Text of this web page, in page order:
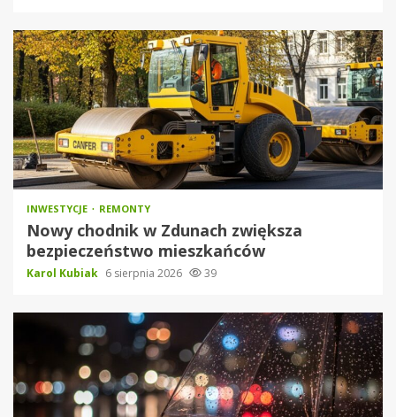
INWESTYCJE REMONTY
Nowy chodnik w Zdunach zwiększa
bezpieczeństwo mieszkańców
Karol Kubiak 6 sierpnia 2026 39